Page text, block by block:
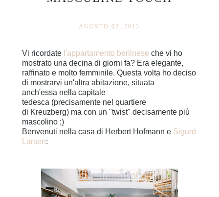
AGOSTO 02, 2013
Vi ricordate l'appartamento berlinese che vi ho
mostrato una decina di giorni fa? Era elegante,
raffinato e molto femminile. Questa volta ho deciso
di mostrarvi un'altra abitazione, situata
anch'essa nella capitale
tedesca (precisamente nel quartiere
di Kreuzberg) ma con un "twist" decisamente più
mascolino ;)
Benvenuti nella casa di Herbert Hofmann e Sigurd
Larsen: